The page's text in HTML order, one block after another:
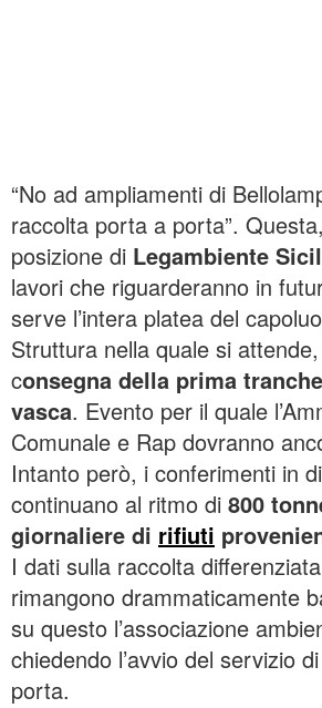
“No ad ampliamenti di
raccolta porta a porta”.
posizione di Legambiente
lavori che riguarderanno in
serve l’intera platea del
Struttura nella quale si
consegna della prima
vasca. Evento per il quale
Comunale e Rap dovranno
Intanto però, i conferimenti in
continuano al ritmo di 800
giornaliere di rifiuti
I dati sulla raccolta
rimangono drammaticamente
su questo l’associazione
chiedendo l’avvio del servizio
porta.